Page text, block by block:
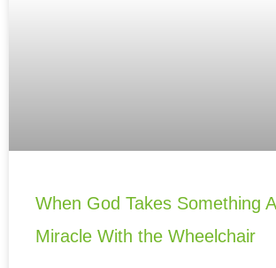
When God Takes Something
Miracle With the Wheelchair